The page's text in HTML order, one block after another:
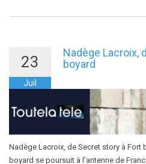
23
Juil
Nadège Lacroix,
boyard
Nadège Lacroix, de Secret story à Fort
boyard se poursuit à l’antenne de